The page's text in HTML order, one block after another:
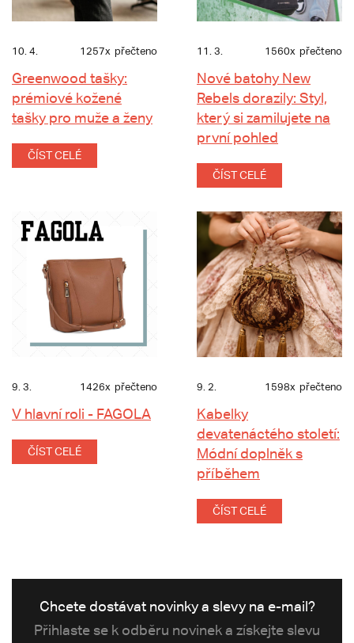
10. 4. 1257x přečteno
Greenwood tašky:
prémiové kožené
tašky pro muže a ženy
ČÍST CELÉ
11. 3. 1560x přečteno
Nové batohy New
Rebels dorazily: Styl,
který si zamilujete na
první pohled
ČÍST CELÉ
9. 3. 1426x přečteno
V hlavní roli - FAGOLA
ČÍST CELÉ
9. 2. 1598x přečteno
Kabelky
devatenáctého století:
Módní doplněk s
příběhem
ČÍST CELÉ
Chcete dostávat novinky a slevy na e-mail?
Přihlaste se k odběru novinek a získejte slevu